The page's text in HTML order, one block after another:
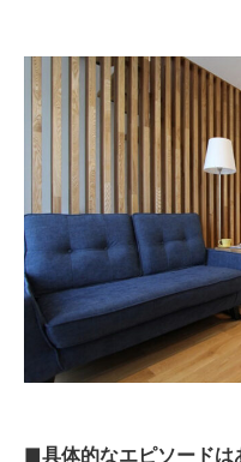
■具体的なエピソードは